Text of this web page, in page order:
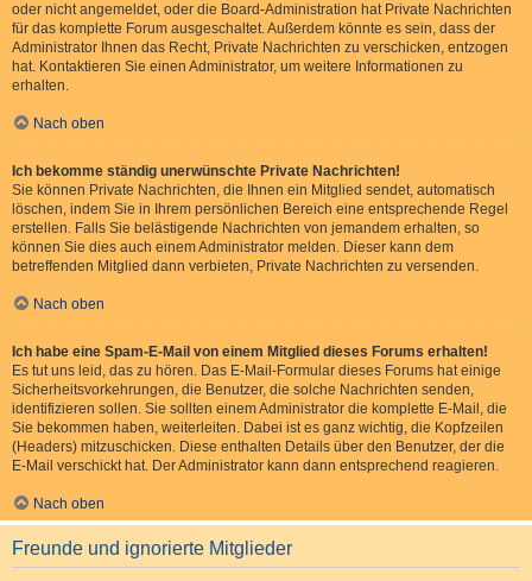
oder nicht angemeldet, oder die Board-Administration hat Private Nachrichten
für das komplette Forum ausgeschaltet. Außerdem könnte es sein, dass der
Administrator Ihnen das Recht, Private Nachrichten zu verschicken, entzogen
hat. Kontaktieren Sie einen Administrator, um weitere Informationen zu
erhalten.
Nach oben
Ich bekomme ständig unerwünschte Private Nachrichten!
Sie können Private Nachrichten, die Ihnen ein Mitglied sendet, automatisch
löschen, indem Sie in Ihrem persönlichen Bereich eine entsprechende Regel
erstellen. Falls Sie belästigende Nachrichten von jemandem erhalten, so
können Sie dies auch einem Administrator melden. Dieser kann dem
betreffenden Mitglied dann verbieten, Private Nachrichten zu versenden.
Nach oben
Ich habe eine Spam-E-Mail von einem Mitglied dieses Forums erhalten!
Es tut uns leid, das zu hören. Das E-Mail-Formular dieses Forums hat einige
Sicherheitsvorkehrungen, die Benutzer, die solche Nachrichten senden,
identifizieren sollen. Sie sollten einem Administrator die komplette E-Mail, die
Sie bekommen haben, weiterleiten. Dabei ist es ganz wichtig, die Kopfzeilen
(Headers) mitzuschicken. Diese enthalten Details über den Benutzer, der die
E-Mail verschickt hat. Der Administrator kann dann entsprechend reagieren.
Nach oben
Freunde und ignorierte Mitglieder